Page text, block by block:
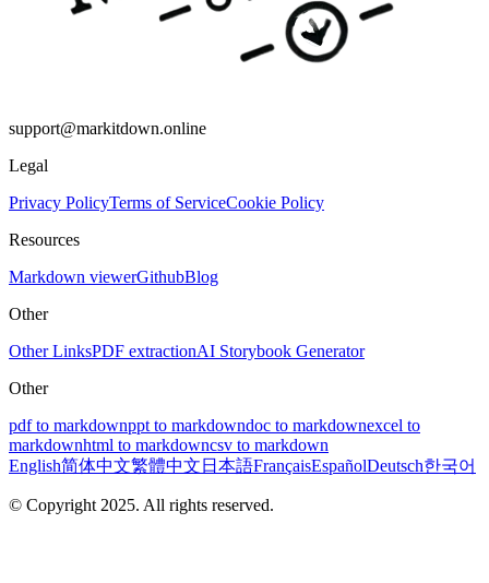
support@markitdown.online
Legal
Privacy PolicyTerms of ServiceCookie Policy
Resources
Markdown viewerGithubBlog
Other
Other LinksPDF extractionAI Storybook Generator
Other
pdf to markdownppt to markdowndoc to markdownexcel to
markdownhtml to markdowncsv to markdown
English简体中文繁體中文 日本語FrançaisEspañolDeutsch한국어
© Copyright 2025. All rights reserved.